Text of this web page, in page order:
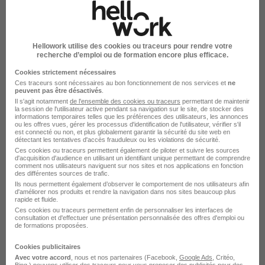
Emploi Solier-moquettiste Clermont-Ferrand
Emploi BTP à Clermont-Ferrand
Emploi à Clermont-Ferrand
Entreprises qui recrutent à Clermont-Ferrand
Emplois & formations
Emploi Solier-moquettiste
Emploi BTP
L'emploi par métier à Clermont-
Hellowork utilise des cookies ou traceurs pour rendre votre
recherche d’emploi ou de formation encore plus efficace.
Cookies strictement nécessaires
Ces traceurs sont nécessaires au bon fonctionnement de nos services et ne
peuvent pas être désactivés
Il s'agit notamment de l'ensemble des cookies ou traceurs permettant de maintenir
la session de l'utilisateur active pendant sa navigation sur le site, de stocker des
informations temporaires telles que les préférences des utilisateurs, les annonces
ou les offres vues, gérer les processus d'identification de l'utilisateur, vérifier s'il
est connecté ou non, et plus globalement garantir la sécurité du site web en
détectant les tentatives d'accès frauduleux ou les violations de sécurité.
Ces cookies ou traceurs permettent également de piloter et suivre les sources
d'acquisition d'audience en utilisant un identifiant unique permettant de comprendre
comment nos utilisateurs naviguent sur nos sites et nos applications en fonction
des différentes sources de trafic.
Ils nous permettent également d’observer le comportement de nos utilisateurs afin
d'améliorer nos produits et rendre la navigation dans nos sites beaucoup plus
rapide et fluide.
Ces cookies ou traceurs permettent enfin de personnaliser les interfaces de
consultation et d'effectuer une présentation personnalisée des offres d'emploi ou
de formations proposées.
Cookies publicitaires
Avec votre accord , nous et nos partenaires (Facebook, Google Ads , Critéo,